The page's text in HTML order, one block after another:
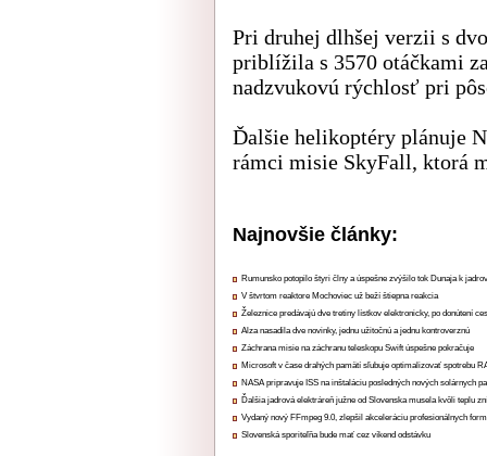
Pri druhej dlhšej verzii s
priblížila s 3570 otáčkami
nadzvukovú rýchlosť pri
Ďalšie helikoptéry plánuje
rámci misie SkyFall, ktorá
Najnovšie články:
Rumunsko potopilo štyri člny a úspešne zvýšilo tok Dunaja k
V štvrtom reaktore Mochoviec už beží štiepna reakcia
Železnice predávajú dve tretiny lístkov elektronicky, po donútení
Alza nasadila dve novinky, jednu užitočnú a jednu kontroverznú
Záchrana misie na záchranu teleskopu Swift úspešne pokračuje
Microsoft v čase drahých pamätí sľubuje optimalizovať spotrebu
NASA pripravuje ISS na inštaláciu posledných nových solárnych
Ďalšia jadrová elektráreň južne od Slovenska musela kvôli teplu
Vydaný nový FFmpeg 9.0, zlepšil akceleráciu profesionálnych
Slovenská sporiteľňa bude mať cez víkend odstávku